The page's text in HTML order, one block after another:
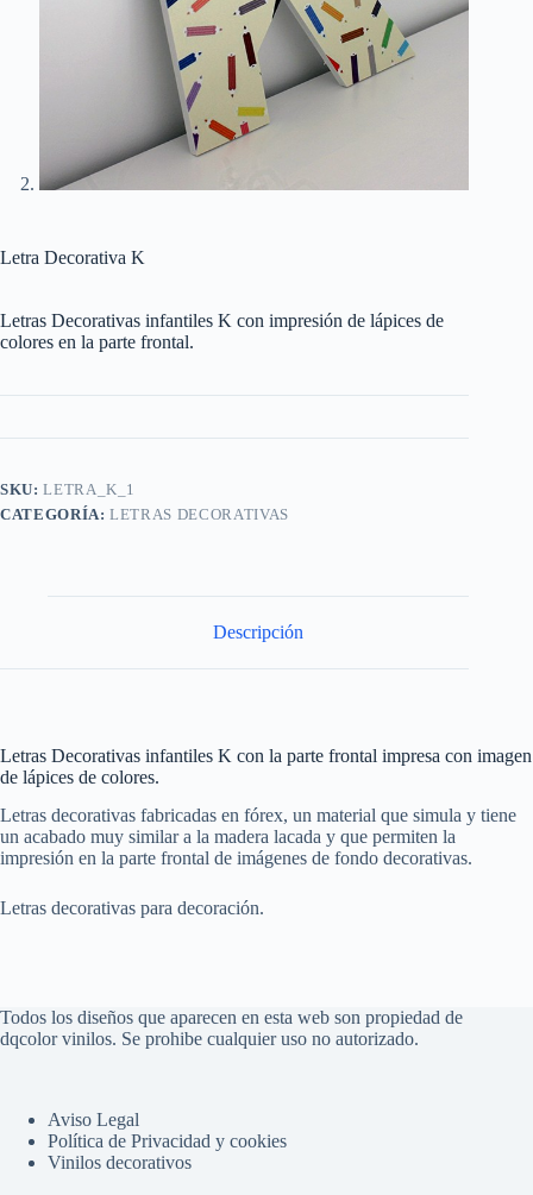
Letra Decorativa K
Letras Decorativas infantiles K con impresión de lápices de
colores en la parte frontal.
SKU:LETRA_K_1
CATEGORÍA:LETRAS DECORATIVAS
Descripción
Letras Decorativas infantiles K con la parte frontal impresa con imagen
de lápices de colores.
Letras decorativas fabricadas en fórex, un material que simula y tiene
un acabado muy similar a la madera lacada y que permiten la
impresión en la parte frontal de imágenes de fondo decorativas.
Letras decorativas para decoración.
Todos los diseños que aparecen en esta web son propiedad de
dqcolor vinilos. Se prohibe cualquier uso no autorizado.
Aviso Legal
Política de Privacidad y cookies
Vinilos decorativos